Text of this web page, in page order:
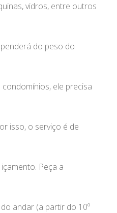
vidros, entre outros
do peso do
ele precisa
isso, o serviço é de
Peça a
andar (a partir do 10º